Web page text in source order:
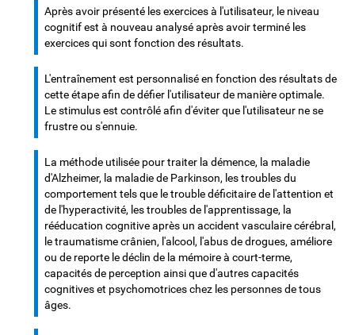
Après avoir présenté les exercices à l'utilisateur, le niveau
cognitif est à nouveau analysé après avoir terminé les
exercices qui sont fonction des résultats.
L'entraînement est personnalisé en fonction des résultats de
cette étape afin de défier l'utilisateur de manière optimale.
Le stimulus est contrôlé afin d'éviter que l'utilisateur ne se
frustre ou s'ennuie.
La méthode utilisée pour traiter la démence, la maladie
d'Alzheimer, la maladie de Parkinson, les troubles du
comportement tels que le trouble déficitaire de l'attention et
de l'hyperactivité, les troubles de l'apprentissage, la
rééducation cognitive après un accident vasculaire cérébral,
le traumatisme crânien, l'alcool, l'abus de drogues, améliore
ou de reporte le déclin de la mémoire à court-terme,
capacités de perception ainsi que d'autres capacités
cognitives et psychomotrices chez les personnes de tous
âges.